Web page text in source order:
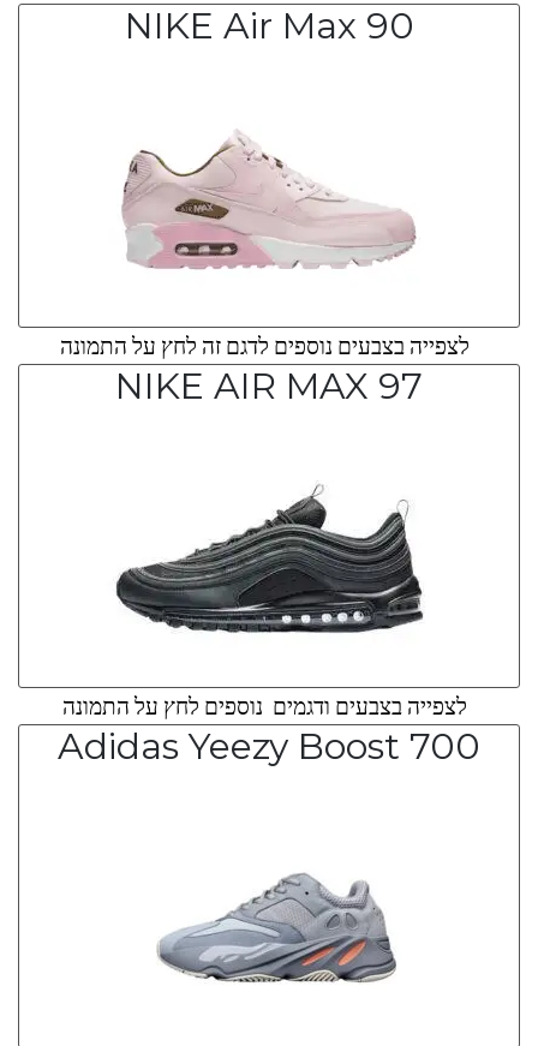
NIKE Air Max 90
לצפייה בצבעים נוספים לדגם זה לחץ על התמונה
NIKE AIR MAX 97
לצפייה בצבעים ודגמים נוספים לחץ על התמונה
Adidas Yeezy Boost 700